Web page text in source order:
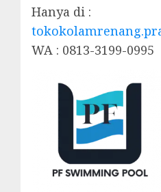
Hanya di :
WA : 0813-3199-0995